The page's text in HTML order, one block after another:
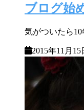
ブログ始
気がついたら
2015年11月15